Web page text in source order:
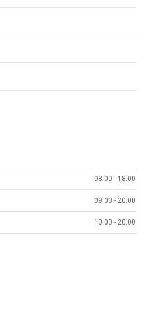
08.00 - 18.00
09.00 - 20.00
10.00 - 20.00